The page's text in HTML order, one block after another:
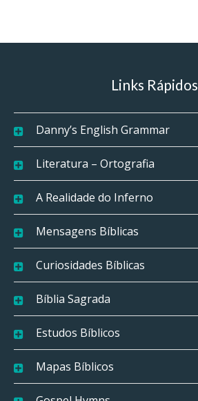
Links Rápidos
Danny’s English Grammar
Literatura – Ortografia
A Realidade do Inferno
Mensagens Bíblicas
Curiosidades Bíblicas
Bíblia Sagrada
Estudos Bíblicos
Mapas Bíblicos